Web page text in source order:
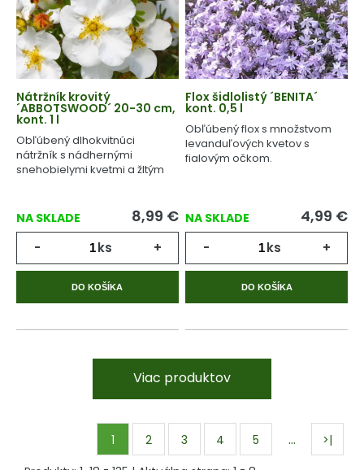
Nátržník krovitý
´ABBOTSWOOD´ 20-30 cm,
kont. 1 l
Obľúbený dlhokvitnúci
nátržník s nádhernými
snehobielymi kvetmi a žltým
NA SKLADE 8,99 €
- ks +
DO KOŠÍKA
Flox šidlolistý ´BENITA´
kont. 0,5 l
Obľúbený flox s množstvom
levanduľových kvetov s
fialovým očkom.
NA SKLADE 4,99 €
- ks +
DO KOŠÍKA
Viac produktov
1 2 3 4 5 …
>|